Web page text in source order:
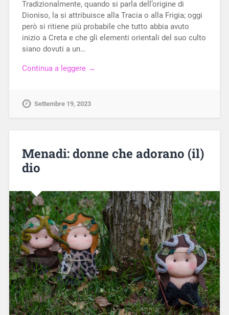
Tradizionalmente, quando si parla dell’origine di
Dioniso, la si attribuisce alla Tracia o alla Frigia; oggi
però si ritiene più probabile che tutto abbia avuto
inizio a Creta e che gli elementi orientali del suo culto
siano dovuti a un…
Continua a leggere →
Settembre 19, 2023
Menadi: donne che adorano (il)
dio